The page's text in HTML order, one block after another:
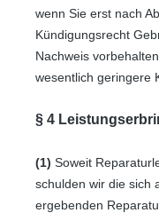
wenn Sie erst nach
Kündigungsrecht
Nachweis
wesentlich geringere
§ 4
(1) Soweit
schulden wir die sich
ergebenden